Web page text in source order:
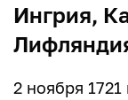
Ингрия,
2 ноября